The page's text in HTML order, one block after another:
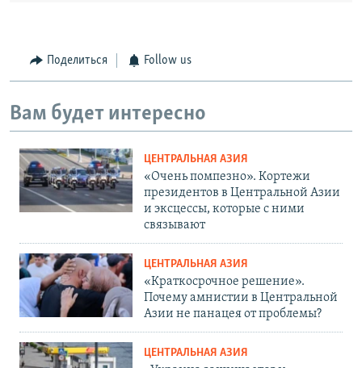
Поделиться Follow us
Вам будет интересно
ЦЕНТРАЛЬНАЯ АЗИЯ
«Очень помпезно». Кортежи
президентов в Центральной Азии
и эксцессы, которые с ними
связывают
ЦЕНТРАЛЬНАЯ АЗИЯ
«Краткосрочное решение».
Почему амнистии в Центральной
Азии не панацея от проблемы?
ЦЕНТРАЛЬНАЯ АЗИЯ